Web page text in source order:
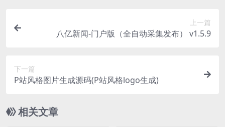
上一篇
八亿新闻-门户版（全自动采集发布） v1.5.9
下一篇
P站风格图片生成源码(P站风格logo生成)
相关文章